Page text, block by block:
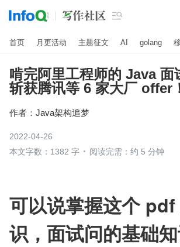

首页 月更活动 主题征文 AI golang
啃完阿里工程师的 Java 面
斩获腾讯等 6 家大厂 offer
作者： Java架构追梦
2022-04-26
本文字数：1382 字
阅读完需：约 5 分钟
可以说掌握这个
识，面试问的基础